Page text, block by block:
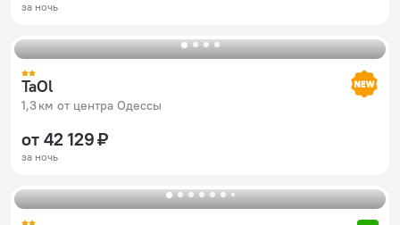
за ночь
TaOl
1,3 км от центра Одессы
от 42 129 ₽
за ночь